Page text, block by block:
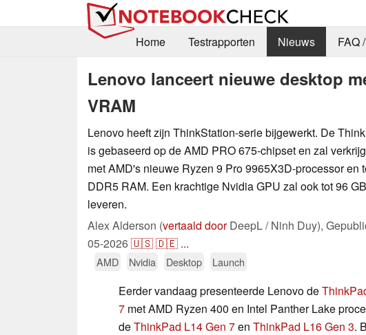
Home
Testrapporten Nieuws FAQ
Lenovo lanceert nieuwe desktop
VRAM
Lenovo heeft zijn ThinkStation-serie bijgewerkt. De
is gebaseerd op de AMD PRO 675-chipset en zal
met AMD's nieuwe Ryzen 9 Pro 9965X3D-processor en
DDR5 RAM. Een krachtige Nvidia GPU zal ook tot 96
leveren.
Alex Alderson (vertaald doorDeepL / Ninh Duy),
05-2026🇺🇸🇩🇪 ...
AMD Nvidia Desktop Launch
Eerder vandaag presenteerde Lenovo de
7 met AMD Ryzen 400 en Intel Panther Lake
deThinkPad L14 Gen 7en ThinkPad L16 Gen 3.